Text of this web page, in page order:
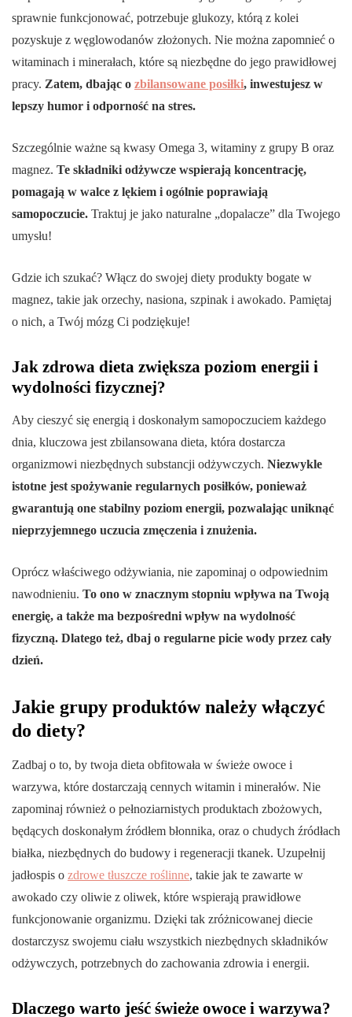
sprawnie funkcjonować, potrzebuje glukozy, którą z kolei
pozyskuje z węglowodanów złożonych. Nie można zapomnieć o
witaminach i minerałach, które są niezbędne do jego prawidłowej
pracy. Zatem, dbając o zbilansowane posiłki, inwestujesz w
lepszy humor i odporność na stres.
Szczególnie ważne są kwasy Omega 3, witaminy z grupy B oraz
magnez. Te składniki odżywcze wspierają koncentrację,
pomagają w walce z lękiem i ogólnie poprawiają
samopoczucie. Traktuj je jako naturalne „dopalacze” dla Twojego
umysłu!
Gdzie ich szukać? Włącz do swojej diety produkty bogate w
magnez, takie jak orzechy, nasiona, szpinak i awokado. Pamiętaj
o nich, a Twój mózg Ci podziękuje!
Jak zdrowa dieta zwiększa poziom energii i
wydolności fizycznej?
Aby cieszyć się energią i doskonałym samopoczuciem każdego
dnia, kluczowa jest zbilansowana dieta, która dostarcza
organizmowi niezbędnych substancji odżywczych. Niezwykle
istotne jest spożywanie regularnych posiłków, ponieważ
gwarantują one stabilny poziom energii, pozwalając uniknąć
nieprzyjemnego uczucia zmęczenia i znużenia.
Oprócz właściwego odżywiania, nie zapominaj o odpowiednim
nawodnieniu. To ono w znacznym stopniu wpływa na Twoją
energię, a także ma bezpośredni wpływ na wydolność
fizyczną. Dlatego też, dbaj o regularne picie wody przez cały
dzień.
Jakie grupy produktów należy włączyć
do diety?
Zadbaj o to, by twoja dieta obfitowała w świeże owoce i
warzywa, które dostarczają cennych witamin i minerałów. Nie
zapominaj również o pełnoziarnistych produktach zbożowych,
będących doskonałym źródłem błonnika, oraz o chudych źródłach
białka, niezbędnych do budowy i regeneracji tkanek. Uzupełnij
jadłospis o zdrowe tłuszcze roślinne, takie jak te zawarte w
awokado czy oliwie z oliwek, które wspierają prawidłowe
funkcjonowanie organizmu. Dzięki tak zróżnicowanej diecie
dostarczysz swojemu ciału wszystkich niezbędnych składników
odżywczych, potrzebnych do zachowania zdrowia i energii.
Dlaczego warto jeść świeże owoce i warzywa?